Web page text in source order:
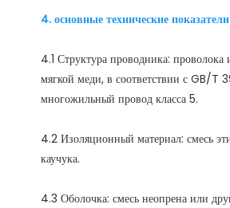
4.1 Структура проводника:
мягкой меди, в соответствии с GB/T
4.2 Изоляционный материал: смесь
4.3 Оболочка: смесь неопрена или